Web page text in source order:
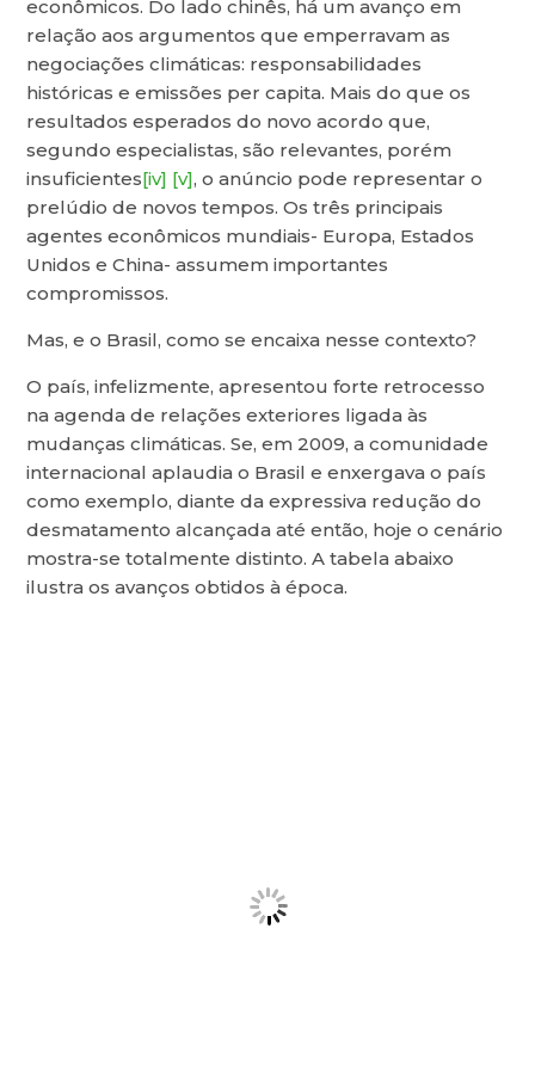
econômicos. Do lado chinês, há um avanço em
relação aos argumentos que emperravam as
negociações climáticas: responsabilidades
históricas e emissões per capita. Mais do que os
resultados esperados do novo acordo que,
segundo especialistas, são relevantes, porém
insuficientes[iv] [v], o anúncio pode representar o
prelúdio de novos tempos. Os três principais
agentes econômicos mundiais- Europa, Estados
Unidos e China- assumem importantes
compromissos.
Mas, e o Brasil, como se encaixa nesse contexto?
O país, infelizmente, apresentou forte retrocesso
na agenda de relações exteriores ligada às
mudanças climáticas. Se, em 2009, a comunidade
internacional aplaudia o Brasil e enxergava o país
como exemplo, diante da expressiva redução do
desmatamento alcançada até então, hoje o cenário
mostra-se totalmente distinto. A tabela abaixo
ilustra os avanços obtidos à época.